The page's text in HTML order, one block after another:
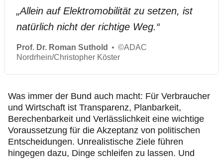
„Allein auf Elektromobilität zu setzen, ist
natürlich nicht der richtige Weg.“
Prof. Dr. Roman Suthold ©ADAC
Nordrhein/Christopher Köster
Was immer der Bund auch macht: Für Verbraucher
und Wirtschaft ist Transparenz, Planbarkeit,
Berechenbarkeit und Verlässlichkeit eine wichtige
Voraussetzung für die Akzeptanz von politischen
Entscheidungen. Unrealistische Ziele führen
hingegen dazu, Dinge schleifen zu lassen. Und